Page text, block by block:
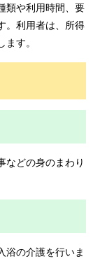
類や利用時間、要
。利用者は、所得
す。
などの身のまわり
浴の介護を行いま